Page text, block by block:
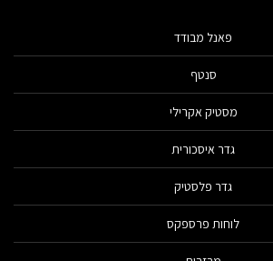
פאנל מבודד
סנטף
מסטיק אקרילי
גדר איסכורית
גדר פלסטיק
לוחות פרספקס